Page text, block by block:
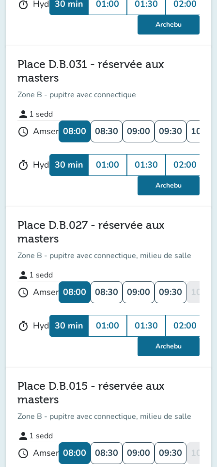
timer Hyd 30 min 01:00 01:30 02:00
Archebu
Place D.B.031 - réservée aux
masters
Zone B - pupitre avec connectique
person 1 sedd
schedule Amser 08:00 08:30 09:00 09:30 10:00
timer Hyd 30 min 01:00 01:30 02:00
Archebu
Place D.B.027 - réservée aux
masters
Zone B - pupitre avec connectique, milieu de salle
person 1 sedd
schedule Amser 08:00 08:30 09:00 09:30 10:00
timer Hyd 30 min 01:00 01:30 02:00
Archebu
Place D.B.015 - réservée aux
masters
Zone B - pupitre avec connectique, milieu de salle
person 1 sedd
schedule Amser 08:00 08:30 09:00 09:30 10:00